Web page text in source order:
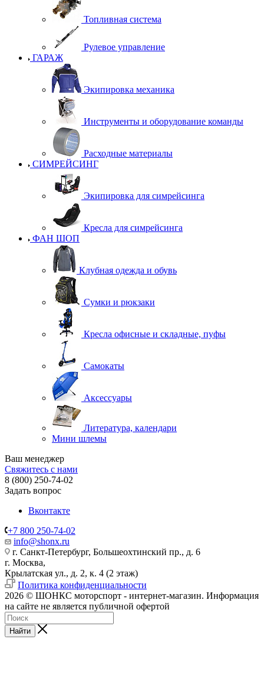
Топливная система
Рулевое управление
ГАРАЖ
Экипировка механика
Инструменты и оборудование команды
Расходные материалы
СИМРЕЙСИНГ
Экипировка для симрейсинга
Кресла для симрейсинга
ФАН ШОП
Клубная одежда и обувь
Сумки и рюкзаки
Кресла офисные и складные, пуфы
Самокаты
Аксессуары
Литература, календари
Мини шлемы
Ваш менеджер
Свяжитесь с нами
8 (800) 250-74-02
Задать вопрос
Вконтакте
+7 800 250-74-02
info@shonx.ru
г. Санкт-Петербург, Большеохтинский пр., д. 6
г. Москва,
Крылатская ул., д. 2, к. 4 (2 этаж)
Политика конфиденциальности
2026 © ШОНКС моторспорт - интернет-магазин. Информация
на сайте не является публичной офертой
Найти